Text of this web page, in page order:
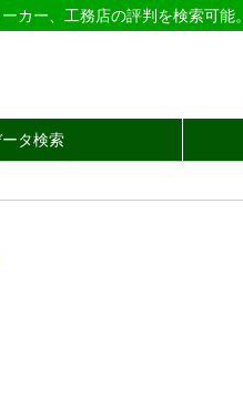
カー、工務店の評判を検索可能。
タ検索